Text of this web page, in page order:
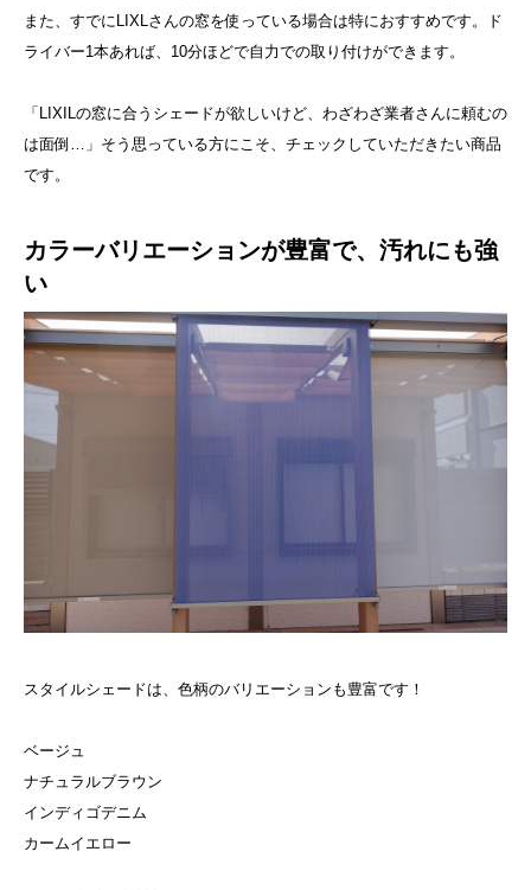
また、すでにLIXLさんの窓を使っている場合は特におすすめです。ド
ライバー1本あれば、10分ほどで自力での取り付けができます。
「LIXILの窓に合うシェードが欲しいけど、わざわざ業者さんに頼むの
は面倒…」そう思っている方にこそ、チェックしていただきたい商品
です。
カラーバリエーションが豊富で、汚れにも強
い
スタイルシェードは、色柄のバリエーションも豊富です！
ベージュ
ナチュラルブラウン
インディゴデニム
カームイエロー